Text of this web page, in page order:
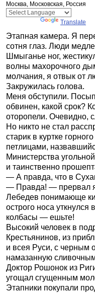
Москва, Московская, Россия
Translate
Этапная камера. Я
сотня глаз. Люди
Шмыганье ног,
волны махорочного
молчания, я отвык от
Закружилась голова.
Меня обступили.
обвинен, какой срок?
оторопели. Очевидно,
Но никто не стал
старик в куртке
петлицами,
Министерства
и таинственно
— А правда, что в
— Правда! — прервал
Лебедев понимающе
острого носа уткнулся
колбасы — ешьте!
Высокий человек в
Крестьянинов, из
и всея Руси, с черным
намазанную
Доктор Рошонок из
угощал сгущенным
Этапники покупали